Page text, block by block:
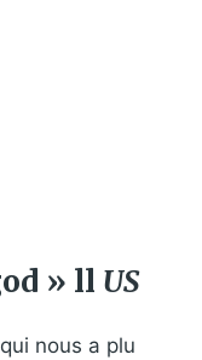
» ll US
nous a plu